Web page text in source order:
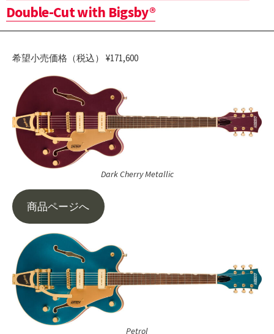
Double-Cut with Bigsby®
希望小売価格（税込） ¥171,600
Dark Cherry Metallic
商品ページへ
Petrol